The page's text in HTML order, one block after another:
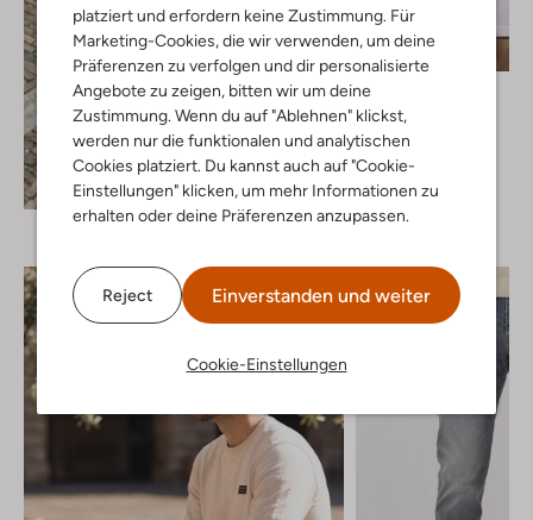
platziert und erfordern keine Zustimmung. Für
Marketing-Cookies, die wir verwenden, um deine
Präferenzen zu verfolgen und dir personalisierte
Angebote zu zeigen, bitten wir um deine
Zustimmung. Wenn du auf "Ablehnen" klickst,
werden nur die funktionalen und analytischen
Cookies platziert. Du kannst auch auf "Cookie-
Einstellungen" klicken, um mehr Informationen zu
erhalten oder deine Präferenzen anzupassen.
Reject Einverstanden und weiter
Cookie-Einstellungen
Entdecke den Look
T-shirt
€ 29,99
+ mehr farben